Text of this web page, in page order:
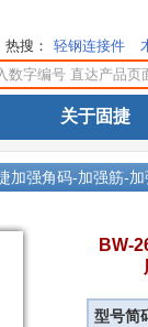
热搜：
轻钢连接件
关于固捷
加强角码-加强筋-
BW-
型号简